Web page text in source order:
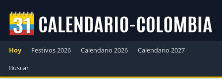
Hoy Festivos 2026 Calendario 2026
Calendario 2027
Buscar